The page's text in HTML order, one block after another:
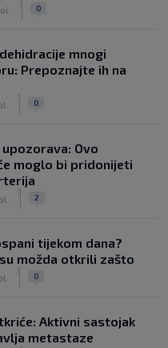
0
mnogi
Prepoznajte ih na
0
Ovo
moglo bi pridonijeti
2
tijekom dana?
možda otkrili zašto
0
Aktivni sastojak
metastaze